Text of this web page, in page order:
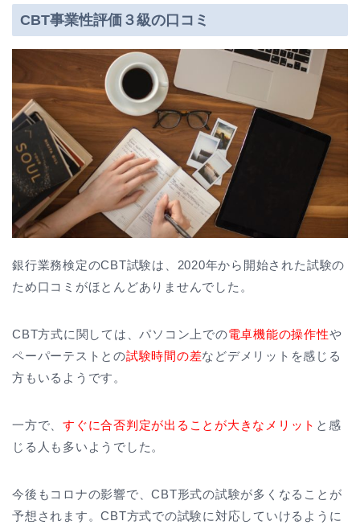
CBT事業性評価３級の口コミ
銀行業務検定のCBT試験は、2020年から開始された試験の
ため口コミがほとんどありませんでした。
CBT方式に関しては、パソコン上での電卓機能の操作性や
ペーパーテストとの試験時間の差などデメリットを感じる
方もいるようです。
一方で、すぐに合否判定が出ることが大きなメリット と感
じる人も多いようでした。
今後もコロナの影響で、CBT形式の試験が多くなることが
予想されます。CBT方式での試験に対応していけるように